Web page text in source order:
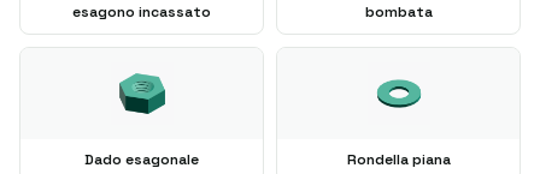
esagono incassato
bombata
Dado esagonale Rondella piana